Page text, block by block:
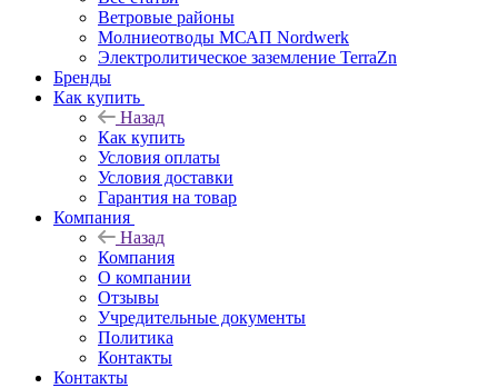
Ветровые районы
Молниеотводы МСАП Nordwerk
Электролитическое заземление TerraZn
Бренды
Как купить
Назад
Как купить
Условия оплаты
Условия доставки
Гарантия на товар
Компания
Назад
Компания
О компании
Отзывы
Учредительные документы
Политика
Контакты
Контакты